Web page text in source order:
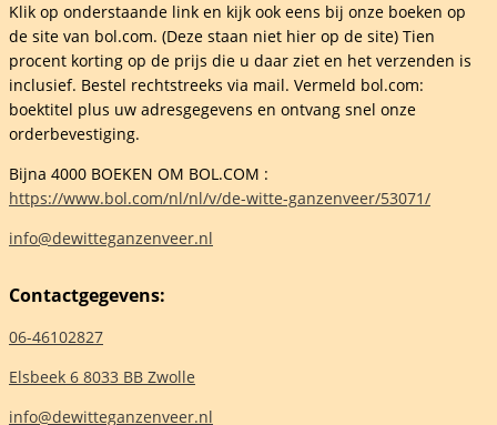
Klik op onderstaande link en kijk ook eens bij onze boeken op
de site van bol.com. (Deze staan niet hier op de site) Tien
procent korting op de prijs die u daar ziet en het verzenden is
inclusief. Bestel rechtstreeks via mail. Vermeld bol.com:
boektitel plus uw adresgegevens en ontvang snel onze
orderbevestiging.
Bijna 4000 BOEKEN OM BOL.COM :
https://www.bol.com/nl/nl/v/de-witte-ganzenveer/53071/
info@dewitteganzenveer.nl
Contactgegevens:
06-46102827
Elsbeek 6 8033 BB Zwolle
info@dewitteganzenveer.nl